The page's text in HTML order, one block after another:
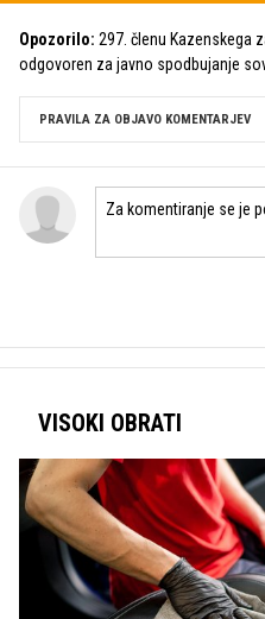
Opozorilo: 297. členu Kazenskega
odgovoren za javno spodbujanje
PRAVILA ZA OBJAVO KOMENTARJEV
VISOKI OBRATI